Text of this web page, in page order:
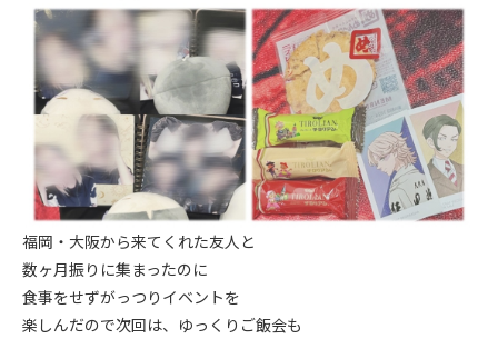
福岡・大阪から来てくれた友人と
数ヶ月振りに集まったのに
食事をせずがっつりイベントを
楽しんだので次回は、ゆっくりご飯会も